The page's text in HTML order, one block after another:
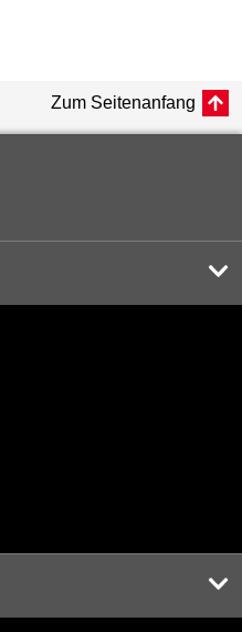
Zum Seitenanfang